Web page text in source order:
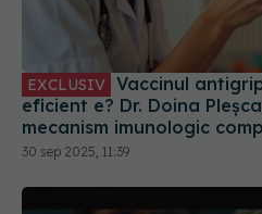
EXCLUSIV
eficient e? Dr. Doina
mecanism imunologic
reală
30 sep 2025, 11:39